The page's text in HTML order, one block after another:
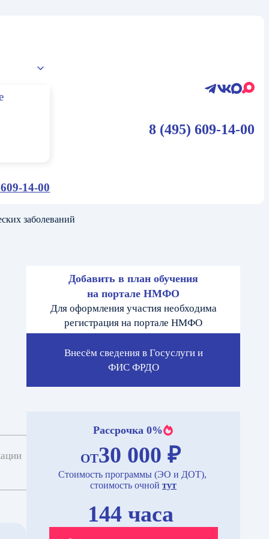
14-00
8 (495) 609-14-00
заболеваний
Добавить в план обучения
на портале НМФО
Для оформления участия необходима
регистрация на портале НМФО
Внесём сведения в Госуслуги и
ФИС ФРДО
Рассрочка 0%
ОТ30 000 ₽
Стоимость программы (ЭО и ДОТ),
стоимость очнойтут
144 часа